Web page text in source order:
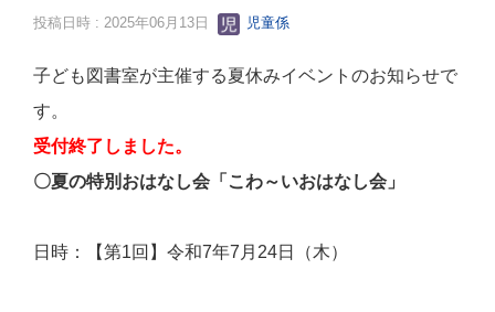
投稿日時 : 2025年06月13日 児童係
子ども図書室が主催する夏休みイベントのお知らせで
す。
受付終了しました。
〇夏の特別おはなし会「こわ～いおはなし会」
日時：【第1回】令和7年7月24日（木）